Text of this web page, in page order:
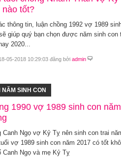
nào tốt?
thông tin, luận chồng 1992 vợ 1989
giúp quý bạn chọn được năm sinh con
2020...
05-2018 10:29:03 đăng bởi admin
NĂM SINH CON
1990 vợ 1989 sinh con
Canh Ngọ vợ Kỷ Tỵ nên sinh con trai
vợ 1989 sinh con năm 2017 có tốt
Canh Ngọ và mẹ Kỷ Tỵ